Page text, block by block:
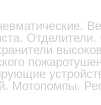
Мотопомпы.